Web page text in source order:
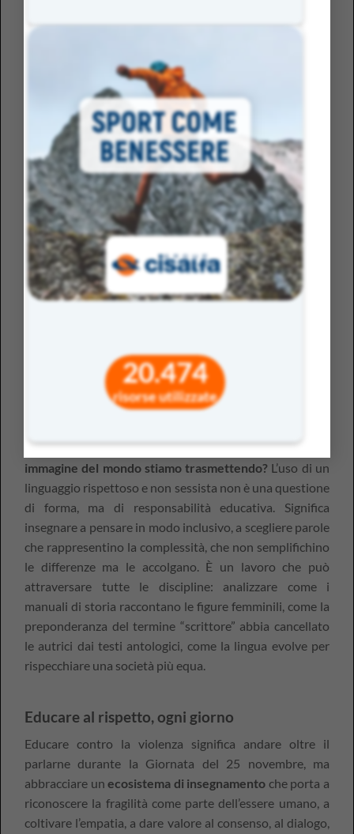
20.474
risorse utilizzate
Il linguaggio come primo luogo di educazione
Le parole non descrivono soltanto il mondo: lo
costruiscono. Attraverso il linguaggio impariamo a dare
valore alle persone, a stabilire relazioni, a definire ciò che
è normale e ciò che non lo è, perciò educare alla parità
significa, prima di tutto, educare al linguaggio. La
violenza di genere nasce spesso da un
linguaggio che
normalizza la disparità: nelle battute, nei titoli dei
giornali, nei commenti online. Parole che sminuiscono,
infantilizzano, cancellano: espressioni come “raptus di
gelosia”, “lei lo provocava”, “non si sapeva difendere”, “le
permetto” rivelano unastruttura culturale che sposta la
responsabilità, che giustifica invece di denunciare, che
riduce invece di comprendere.
sostituire termini o aggiungere desinenze femminili, ma
riconoscere la forza simbolica delle parole
capacità di includere o escludere. Ogni volta che una
studentessa non si riconosce nel linguaggio dei testi
come “forzata”, la scuola è chiamata a interrogarsi:
immagine del mondo stiamo trasmettendo? L’uso di un
linguaggio rispettoso e non sessista non è una questione
di forma, ma di responsabilità educativa. Significa
insegnare a pensare in modo inclusivo, a scegliere parole
che rappresentino la complessità, che non semplifichino
le differenze ma le accolgano. È un lavoro che può
attraversare tutte le discipline: analizzare come i
manuali di storia raccontano le figure femminili, come la
preponderanza del termine “scrittore” abbia cancellato
le autrici dai testi antologici, come la lingua evolve per
rispecchiare una società più equa.
Educare al rispetto, ogni giorno
Educare contro la violenza significa andare oltre il
parlarne durante la Giornata del 25 novembre, ma
abbracciare unecosistema di insegnamento che porta a
riconoscere la fragilità come parte dell’essere umano, a
coltivare l’empatia, a dare valore al consenso, al dialogo,